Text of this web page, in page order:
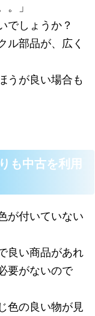
。」
でしょうか？
ル部品が、広く
うが良い場合も
も中古を利用
が付いていない
良い商品があれ
要がないので
色の良い物が見